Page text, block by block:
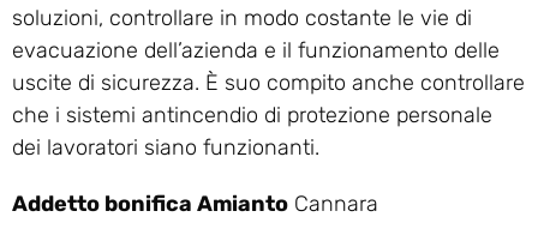
soluzioni, controllare in modo costante le vie di
evacuazione dell’azienda e il funzionamento delle
uscite di sicurezza. È suo compito anche controllare
che i sistemi antincendio di protezione personale
dei lavoratori siano funzionanti.
Addetto bonifica Amianto Cannara